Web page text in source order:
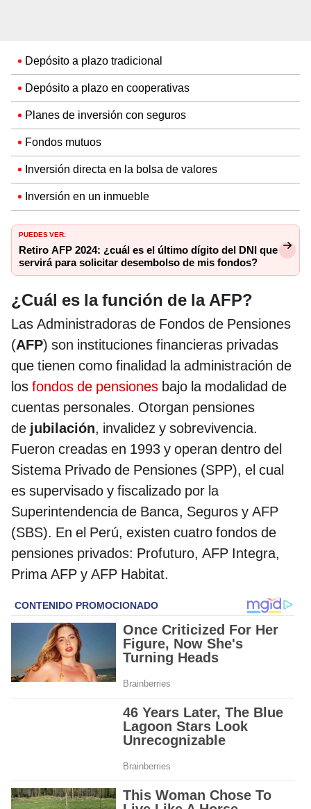
Depósito a plazo tradicional
Depósito a plazo en cooperativas
Planes de inversión con seguros
Fondos mutuos
Inversión directa en la bolsa de valores
Inversión en un inmueble
PUEDES VER:
Retiro AFP 2024: ¿cuál es el último dígito del DNI que
servirá para solicitar desembolso de mis fondos?
¿Cuál es la función de la AFP?
Las Administradoras de Fondos de Pensiones
(AFP) son instituciones financieras privadas
que tienen como finalidad la administración de
los fondos de pensiones bajo la modalidad de
cuentas personales. Otorgan pensiones
de jubilación, invalidez y sobrevivencia.
Fueron creadas en 1993 y operan dentro del
Sistema Privado de Pensiones (SPP), el cual
es supervisado y fiscalizado por la
Superintendencia de Banca, Seguros y AFP
(SBS). En el Perú, existen cuatro fondos de
pensiones privados: Profuturo, AFP Integra,
Prima AFP y AFP Habitat.